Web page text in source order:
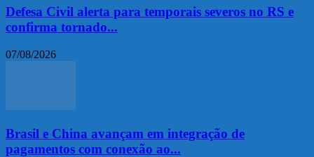
Defesa Civil alerta para temporais severos no RS e
confirma tornado...
07/08/2026
Brasil e China avançam em integração de
pagamentos com conexão ao...